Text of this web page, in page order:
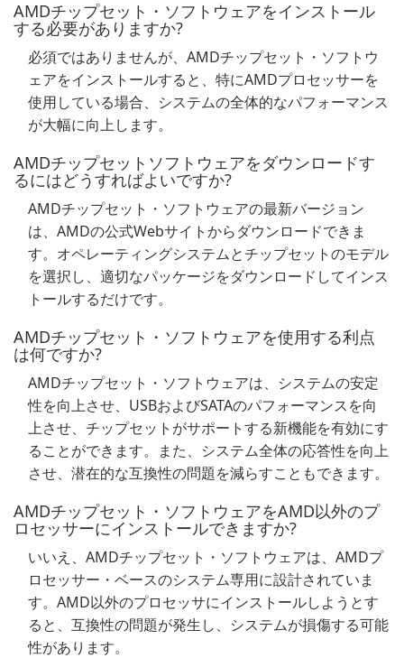
AMDチップセット・ソフトウェアをインストール
する必要がありますか?
必須ではありませんが、AMDチップセット・ソフトウ
ェアをインストールすると、特にAMDプロセッサーを
使用している場合、システムの全体的なパフォーマンス
が大幅に向上します。
AMDチップセットソフトウェアをダウンロードす
るにはどうすればよいですか?
AMDチップセット・ソフトウェアの最新バージョン
は、AMDの公式Webサイトからダウンロードできま
す。オペレーティングシステムとチップセットのモデル
を選択し、適切なパッケージをダウンロードしてインス
トールするだけです。
AMDチップセット・ソフトウェアを使用する利点
は何ですか?
AMDチップセット・ソフトウェアは、システムの安定
性を向上させ、USBおよびSATAのパフォーマンスを向
上させ、チップセットがサポートする新機能を有効にす
ることができます。また、システム全体の応答性を向上
させ、潜在的な互換性の問題を減らすこともできます。
AMDチップセット・ソフトウェアをAMD以外のプ
ロセッサーにインストールできますか?
いいえ、AMDチップセット・ソフトウェアは、AMDプ
ロセッサー・ベースのシステム専用に設計されていま
す。AMD以外のプロセッサにインストールしようとす
ると、互換性の問題が発生し、システムが損傷する可能
性があります。